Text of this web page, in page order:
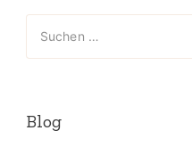
Beiträge
Suchen
nach:
Blog